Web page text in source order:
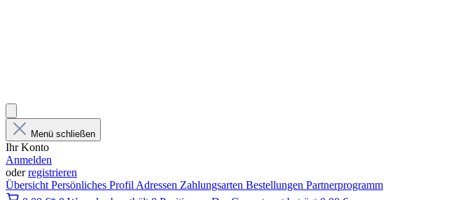
Menü schließen
Ihr Konto
Anmelden
oderregistrieren
Übersicht Persönliches Profil Adressen Zahlungsarten Bestellungen Partnerprogramm